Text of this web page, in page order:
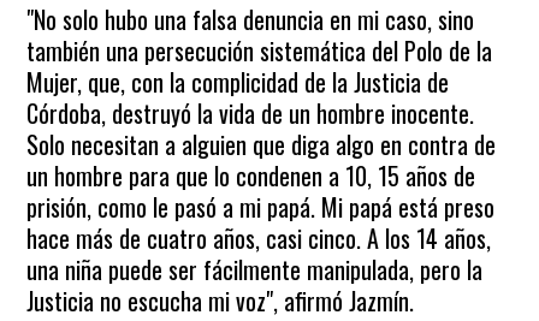
"No solo hubo una falsa denuncia en mi caso, sino
también una persecución sistemática del Polo de la
Mujer, que, con la complicidad de la Justicia de
Córdoba, destruyó la vida de un hombre inocente.
Solo necesitan a alguien que diga algo en contra de
un hombre para que lo condenen a 10, 15 años de
prisión, como le pasó a mi papá. Mi papá está preso
hace más de cuatro años, casi cinco. A los 14 años,
una niña puede ser fácilmente manipulada, pero la
Justicia no escucha mi voz", afirmó Jazmín.